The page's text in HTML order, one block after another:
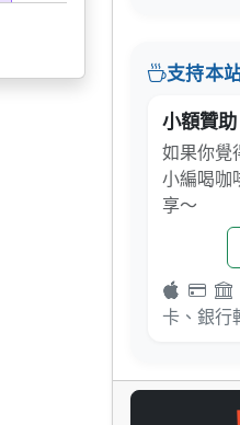
支持本
小額贊
如果你覺
小編喝咖
享～
卡、銀行